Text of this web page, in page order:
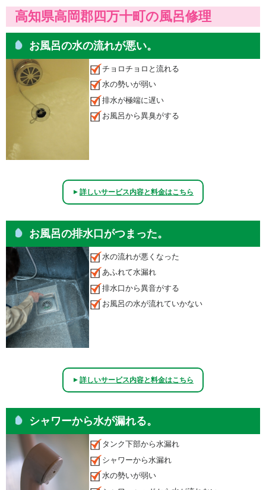
高知県高岡郡四万十町の風呂修理
お風呂の水の流れが悪い。
チョロチョロと流れる
水の勢いが弱い
排水が極端に遅い
お風呂から異臭がする
▲詳しいサービス内容と料金はこちら
お風呂の排水口がつまった。
水の流れが悪くなった
あふれて水漏れ
排水口から異音がする
お風呂の水が流れていかない
▲詳しいサービス内容と料金はこちら
シャワーから水が漏れる。
タンク下部から水漏れ
シャワーから水漏れ
水の勢いが弱い